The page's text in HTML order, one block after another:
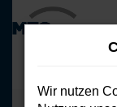
Wir nutzen